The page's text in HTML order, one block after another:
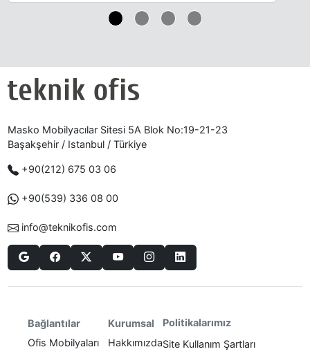
Masko Mobilyacılar Sitesi 5A Blok No:19-21-23
Başakşehir / Istanbul / Türkiye
+90(212) 675 03 06
+90(539) 336 08 00
info@teknikofis.com
Bağlantılar
Ofis Mobilyaları
Kurumsal
Hakkımızda
Politikalarımız
Site Kullanım Şartları